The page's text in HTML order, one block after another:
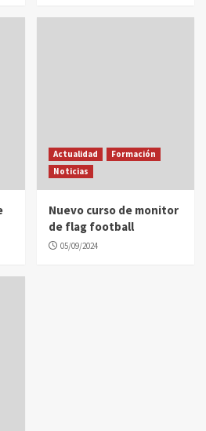
Actualidad
Formación
Noticias
Nuevo curso de monitor
de flag football
05/09/2024